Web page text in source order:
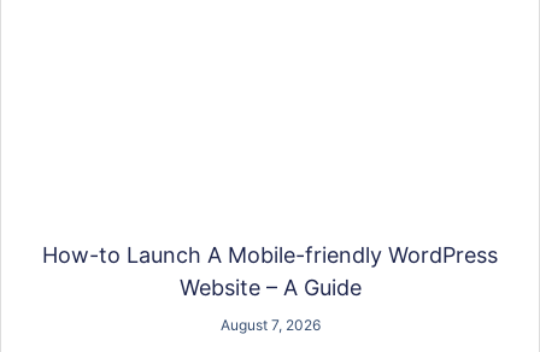
How-to Launch A Mobile-friendly WordPress
Website – A Guide
August 7, 2026